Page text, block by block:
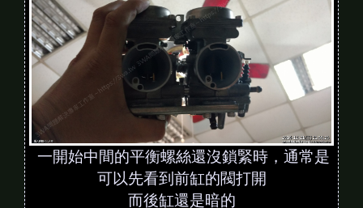
一開始中間的平衡螺絲還沒鎖緊時，通常是
可以先看到前缸的閥打開
而後缸還是暗的